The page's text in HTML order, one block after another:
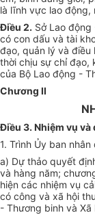
là lĩnh vực lao động,
Điều 2. Sở Lao
có con dấu và tài
đạo, quản lý và điều
thời chịu sự chỉ đạo,
của Bộ Lao động -
Chương II
Điều 3. Nhiệm vụ và
1. Trình Ủy ban
a) Dự thảo quyết
và hàng năm;
hiện các nhiệm vụ
có công và xã hội
- Thương binh và Xã